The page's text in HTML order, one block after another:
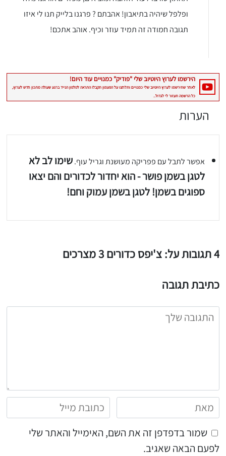
אותי באינסטגרם
הכנתם מתכון שלי? חפשו "Shahar_Hen_Hayokra" באינסטגרם עקבו אחריי עוד היום ותעלו את המתכון שהכנתם לסטורי ואני
ופלפל שיהיה בתיאבון! אהבתם ? פרגנו בלייק תנו לי איזו
תגובה חמודה זה תמיד עוזר וכיף. אוהב אתכם!
הערות
אפשר לתבל עם פפריקה מעושנת וגריל עוף.שימו לב לא
לטגן בשמן פושר - הוא יחדור לכדורים והם יצאו
ספוגים בשמן! לטגן בשמן עמוק וחם!
4 תגובות על: צ'יפס כדורים 3 מצרכים
כתיבת תגובה
שמור בדפדפן זה את השם, האימייל והאתר שלי
לפעם הבאה שאגיב.